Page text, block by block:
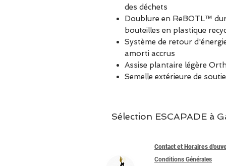
des déchets
Doublure en ReBOTL™
bouteilles en plastique
Système de retour
amorti accrus
Assise plantaire légère
Semelle extérieure de
Sélection ESCAPADE à
Contact et Horaires
Conditions Générales